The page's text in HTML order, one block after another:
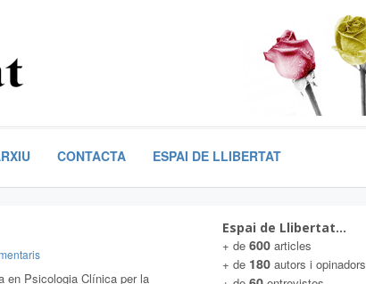
CONTACTA ESPAI DE LLIBERTAT
en Psicologia Clínica per la
Espai de Llibertat…
+ de 600 articles
+ de 180 autors i opinadors